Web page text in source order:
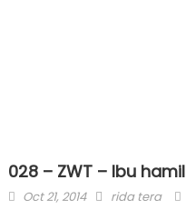
028 – ZWT – Ibu hamil
Posted
Oct 21, 2014 Author
rida tera